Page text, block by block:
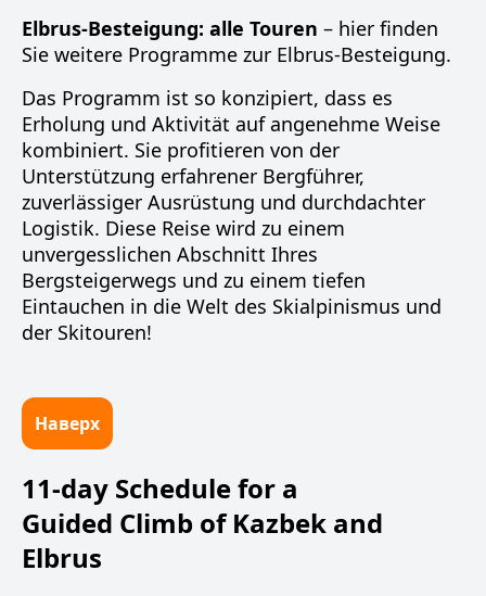
Elbrus-Besteigung: alle Touren – hier finden
Sie weitere Programme zur Elbrus-Besteigung.
Das Programm ist so konzipiert, dass es
Erholung und Aktivität auf angenehme Weise
kombiniert. Sie profitieren von der
Unterstützung erfahrener Bergführer,
zuverlässiger Ausrüstung und durchdachter
Logistik. Diese Reise wird zu einem
unvergesslichen Abschnitt Ihres
Bergsteigerwegs und zu einem tiefen
Eintauchen in die Welt des Skialpinismus und
der Skitouren!
Наверх
11-day Schedule for a
Guided Climb of Kazbek and
Elbrus